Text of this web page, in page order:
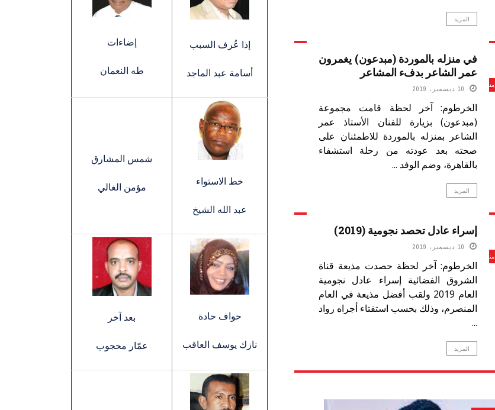
المزيد
منوعات
في منزله بالموردة (مبدعون) يغمرون
عمر الشاعر بدفء المشاعر
10 ديسمبر، 2019
الخرطوم: آخر لحظة قامت مجموعة
(مبدعون) بزيارة للفنان الأستاذ عمر
الشاعر بمنزله بالموردة للاطمئنان على
صحته بعد عودته من رحلة استشفاء
بالقاهرة، وضم الوفد ...
المزيد
منوعات
إسراء عادل تحصد نجومية (2019)
10 ديسمبر، 2019
الخرطوم: آخر لحظة حصدت مذيعة قناة
الشروق الفضائية إسراء عادل نجومية
العام 2019 ولقب أفضل مذيعة في العام
المنصرم، وذلك بحسب استفتاء أجراه رواد
...
المزيد
إذا عُرف السبب
أسامة عبد الماجد
إضاءات
طه النعمان
خط الاستواء
عبد الله الشيخ
شمس المشارق
مؤمن الغالي
حواف حادة
نازك يوسف العاقب
بعد آخر
عمّار محجوب